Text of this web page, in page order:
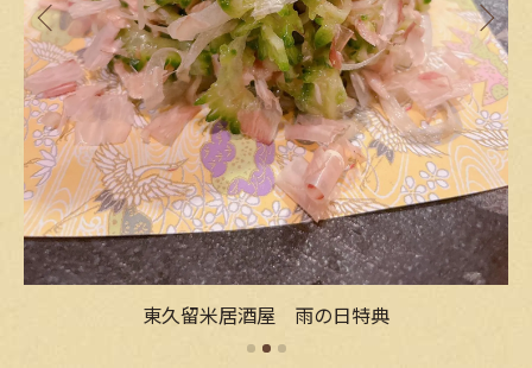
東久留米居酒屋 雨の日特典